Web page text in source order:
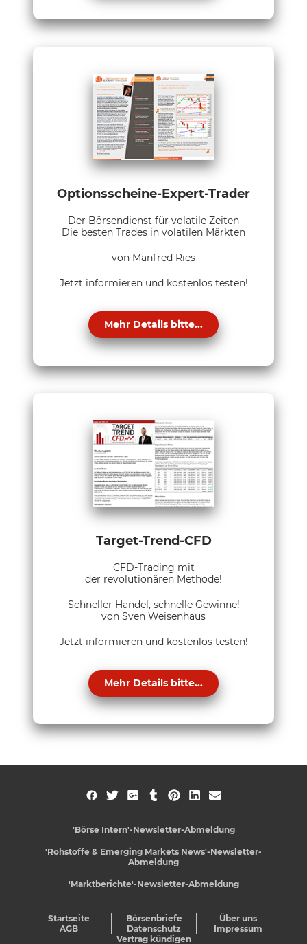
Optionsscheine-Expert-Trader
Der Börsendienst für volatile Zeiten
Die besten Trades in volatilen Märkten
von Manfred Ries
Jetzt informieren und kostenlos testen!
Mehr Details bitte...
Target-Trend-CFD
CFD-Trading mit
der revolutionären Methode!
Schneller Handel, schnelle Gewinne!
von Sven Weisenhaus
Jetzt informieren und kostenlos testen!
Mehr Details bitte...
'Börse Intern'-Newsletter-Abmeldung
'Rohstoffe & Emerging Markets News'-Newsletter-
Abmeldung
'Marktberichte'-Newsletter-Abmeldung
Startseite Börsenbriefe
Über uns
AGB
Datenschutz
Impressum
Vertrag kündigen